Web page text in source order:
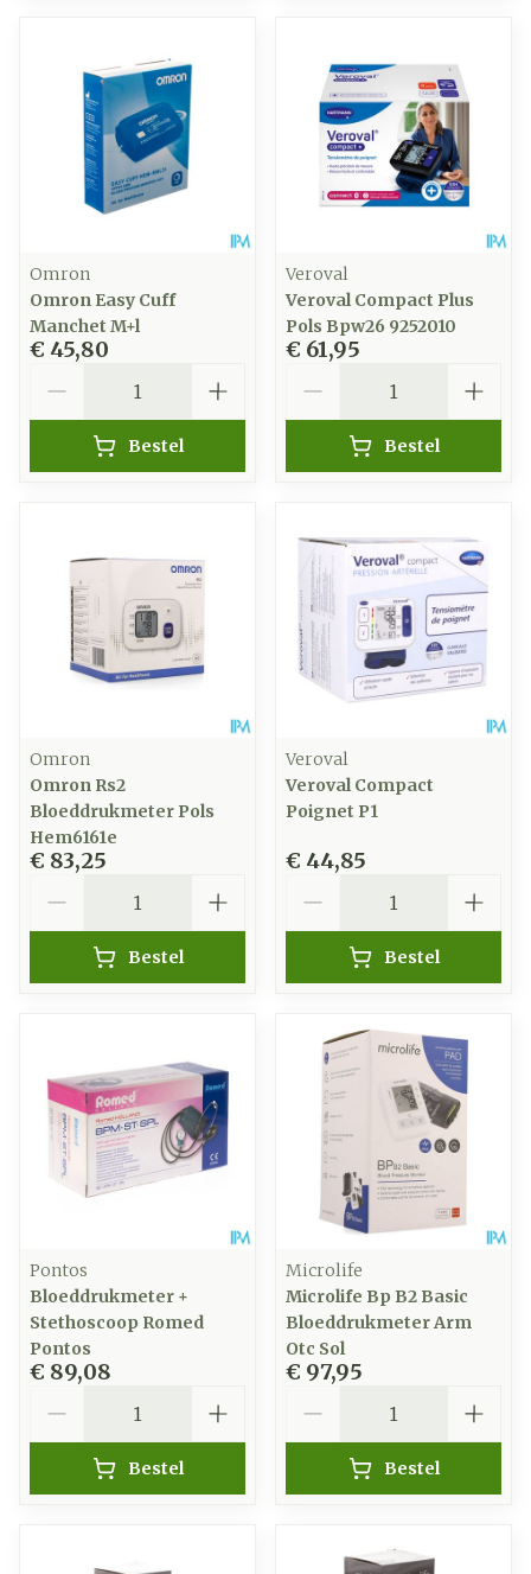
Omron
Omron Easy Cuff
Manchet M+l
€ 45,80
Bestel
Veroval
Veroval Compact Plus
Pols Bpw26 9252010
€ 61,95
Bestel
Omron
Omron Rs2
Bloeddrukmeter Pols
Hem6161e
€ 83,25
Bestel
Veroval
Veroval Compact
Poignet P1
€ 44,85
Bestel
Pontos
Bloeddrukmeter +
Stethoscoop Romed
Pontos
€ 89,08
Bestel
Microlife
Microlife Bp B2 Basic
Bloeddrukmeter Arm
Otc Sol
€ 97,95
Bestel